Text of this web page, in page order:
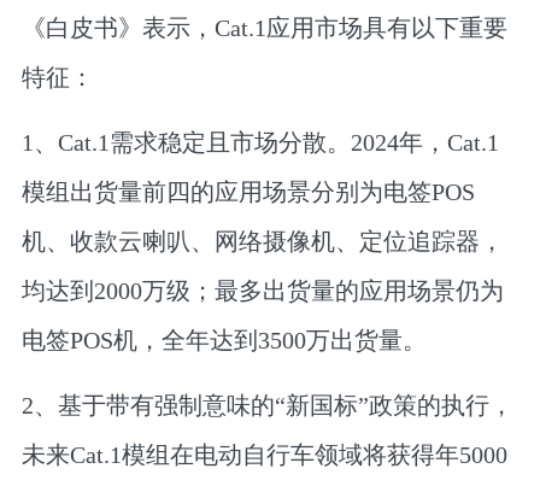
《白皮书》表示，Cat.1应用市场具有以下重要
特征：
1、Cat.1需求稳定且市场分散。2024年，Cat.1
模组出货量前四的应用场景分别为电签POS
机、收款云喇叭、网络摄像机、定位追踪器，
均达到2000万级；最多出货量的应用场景仍为
电签POS机，全年达到3500万出货量。
2、基于带有强制意味的“新国标”政策的执行，
未来Cat.1模组在电动自行车领域将获得年5000